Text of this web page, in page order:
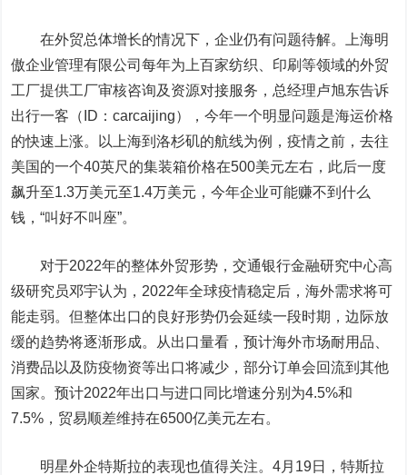
在外贸总体增长的情况下，企业仍有问题待解。上海明
傲企业管理有限公司每年为上百家纺织、印刷等领域的外贸
工厂提供工厂审核咨询及资源对接服务，总经理卢旭东告诉
出行一客（ID：carcaijing）
，今年一个明显问题是海运价格
的快速上涨。以上海到洛杉矶的航线为例，疫情之前，去往
美国的一个40英尺的集装箱价格在500美元左右，此后一度
飙升至1.3万美元至1.4万美元，今年企业可能赚不到什么
钱，“叫好不叫座”。
对于2022年的整体外贸形势，交通银行金融研究中心高
级研究员邓宇认为，2022年全球疫情稳定后，海外需求将可
能走弱。但整体出口的良好形势仍会延续一段时期，边际放
缓的趋势将逐渐形成。从出口量看，预计海外市场耐用品、
消费品以及防疫物资等出口将减少，部分订单会回流到其他
国家。预计2022年出口与进口同比增速分别为4.5%和
7.5%，贸易顺差维持在6500亿美元左右。
明星外企特斯拉的表现也值得关注。4月19日，特斯拉